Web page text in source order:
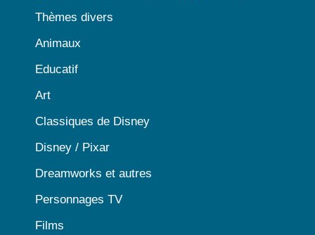
Thèmes divers
Animaux
Educatif
Art
Classiques de Disney
Disney / Pixar
Dreamworks et autres
Personnages TV
Films